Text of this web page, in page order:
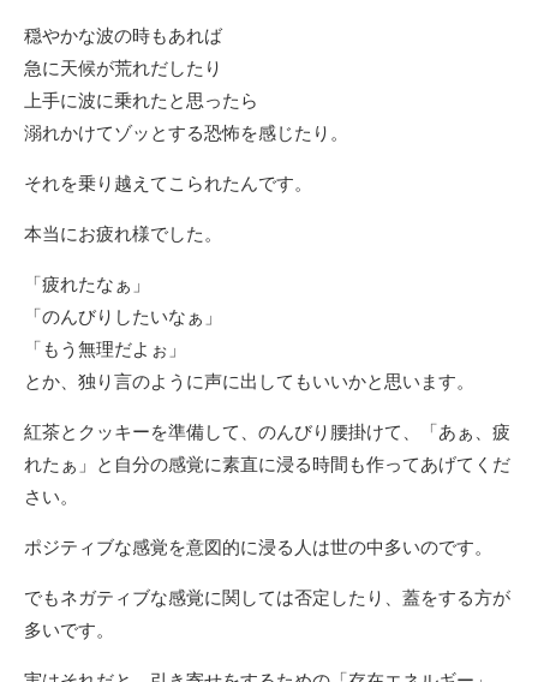
穏やかな波の時もあれば
急に天候が荒れだしたり
上手に波に乗れたと思ったら
溺れかけてゾッとする恐怖を感じたり。
それを乗り越えてこられたんです。
本当にお疲れ様でした。
「疲れたなぁ」
「のんびりしたいなぁ」
「もう無理だよぉ」
とか、独り言のように声に出してもいいかと思います。
紅茶とクッキーを準備して、のんびり腰掛けて、「あぁ、疲
れたぁ」と自分の感覚に素直に浸る時間も作ってあげてくだ
さい。
ポジティブな感覚を意図的に浸る人は世の中多いのです。
でもネガティブな感覚に関しては否定したり、蓋をする方が
多いです。